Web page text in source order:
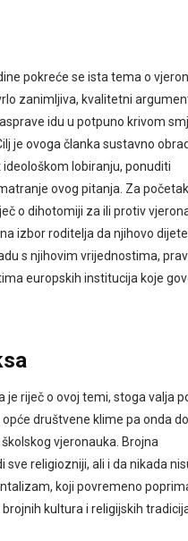
pokreće se ista tema o
zanimljiva, kvalitetni
idu u potpuno krivom
je ovoga članka sustavno
lobiranju, ponuditi
ovog pitanja. Za
o dihotomiji za ili protiv
izbor roditelja da njihovo
s njihovim vrijednostima,
europskih institucija koje
je riječ o ovoj temi, stoga valja
društvene klime pa onda do
vjeronauka. Brojna
sve religiozniji, ali i da nikada
koji povremeno
kultura i religijskih